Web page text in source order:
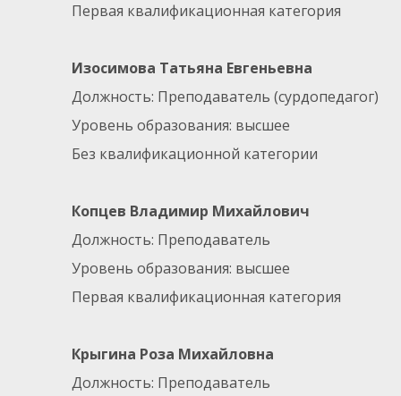
Первая квалификационная категория
Изосимова Татьяна Евгеньевна
Должность: Преподаватель (сурдопедагог)
Уровень образования: высшее
Без квалификационной категории
Копцев Владимир Михайлович
Должность: Преподаватель
Уровень образования: высшее
Первая квалификационная категория
Крыгина Роза Михайловна
Должность: Преподаватель